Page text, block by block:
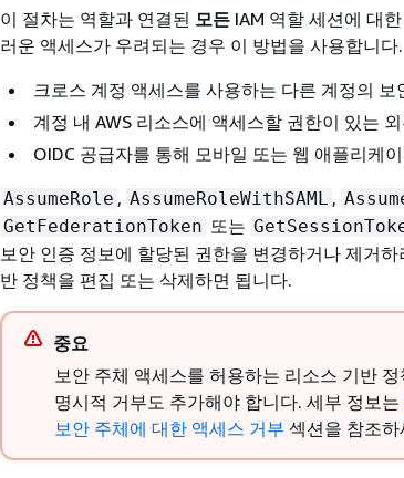
이 절차는 역할과 연결된 모든 IAM 역할 세션에 대
러운 액세스가 우려되는 경우 이 방법을 사용합니다.
크로스 계정 액세스를 사용하는 다른 계정의 보
계정 내 AWS 리소스에 액세스할 권한이 있는
OIDC 공급자를 통해 모바일 또는 웹 애플리케
AssumeRole , AssumeRoleWithSAML ,
GetFederationToken 또는
보안 인증 정보에 할당된 권한을 변경하거나 제거
반 정책을 편집 또는 삭제하면 됩니다.
중요
보안 주체 액세스를 허용하는 리소스 기반
명시적 거부도 추가해야 합니다. 세부 정보는
보안 주체에 대한 액세스 거부 섹션을 참조하